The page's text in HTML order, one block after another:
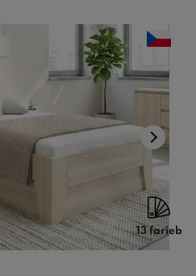
13 farieb